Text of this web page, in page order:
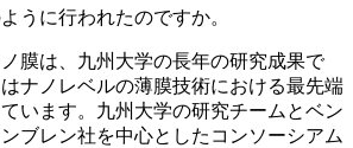
に行われたのですか。
膜は、九州大学の長年の研究成果で
ナノレベルの薄膜技術における最先端
います。九州大学の研究チームとベン
ブレン社を中心としたコンソーシアム